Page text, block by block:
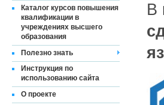
Каталог курсов повышения
квалификации в
учреждениях высшего
образования
Полезно знать
Инструкция по
использованию сайта
О проекте
В